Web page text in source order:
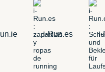
i-Run.es i-